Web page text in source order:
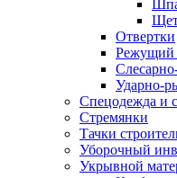
Отвертки
Режущий
Ударно-
Спецодежда и
Стремянки
Тачки
Уборочный
Укрывной